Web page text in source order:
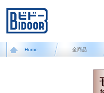
Home 全商品